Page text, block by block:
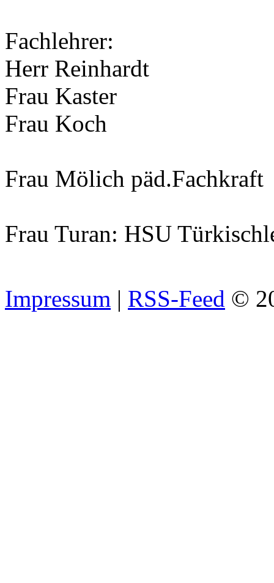
Fachlehrer:
Herr Reinhardt
Frau Kaster
Frau Koch
Frau Mölich päd.Fachkraft
Frau Turan: HSU
Impressum | RSS-Feed ©